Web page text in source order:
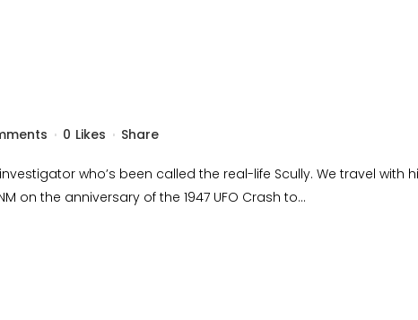
0 Likes Share
who’s been called the real-life Scully. We travel with
on the anniversary of the 1947 UFO Crash to...